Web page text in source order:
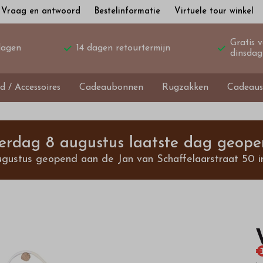
Vraag en antwoord Bestelinformatie Virtuele tour winkel
14 dagen retourtermijn
Gratis
/ Accessoires Cadeaubonnen Rugzakken Cadeaus
8 augustus laatste dag
geopend aan de Jan van Schaffelaarstraat 50